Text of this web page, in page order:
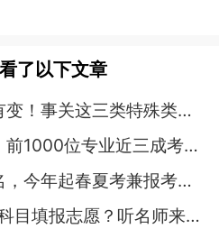
了以下文章
2025年高考报考条件有变！事关这三类特殊类型考生
2024年高考录取收官，前1000位专业近三成考生进了“试验班”，计算机医学等热度依旧
山东2026高考开始报名，今年起春夏考兼报考生不得同时被录取
新高考模式下如何选考科目填报志愿？听名师来为你支招！